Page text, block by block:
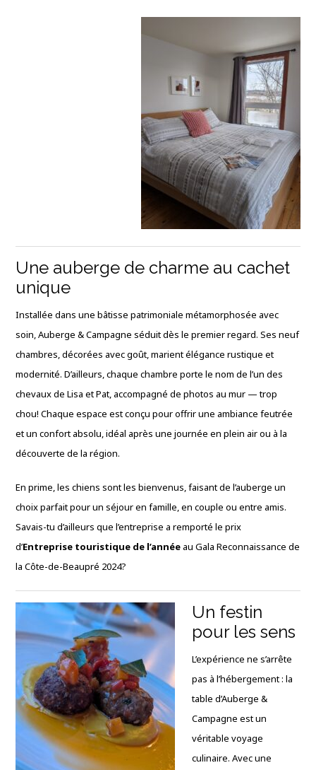
Une auberge de charme au cachet
unique
Installée dans une bâtisse patrimoniale métamorphosée avec
soin, Auberge & Campagne séduit dès le premier regard. Ses neuf
chambres, décorées avec goût, marient élégance rustique et
modernité. D’ailleurs, chaque chambre porte le nom de l’un des
chevaux de Lisa et Pat, accompagné de photos au mur — trop
chou! Chaque espace est conçu pour offrir une ambiance feutrée
et un confort absolu, idéal après une journée en plein air ou à la
découverte de la région.
En prime, les chiens sont les bienvenus, faisant de l’auberge un
choix parfait pour un séjour en famille, en couple ou entre amis.
Savais-tu d’ailleurs que l’entreprise a remporté le prix
d’Entreprise touristique de l’année au Gala Reconnaissance de
la Côte-de-Beaupré 2024?
Un festin
pour les sens
L’expérience ne s’arrête
pas à l’hébergement : la
table d’Auberge &
Campagne est un
véritable voyage
culinaire. Avec une